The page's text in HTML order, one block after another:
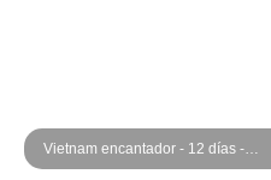
Vietnam encantador - 12 días -
Sapa / Bahía de Halong / Delta del